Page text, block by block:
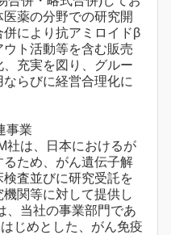
薬の分野での研究開
により抗アミロイドβ
ト活動等を含む販売
充実を図り、グルー
らびに経営合理化に
事業
社は、日本におけるが
ため、がん遺伝子解
査並びに研究受託を
関等に対して提供し
、当社の事業部門であ
じめとした、がん免疫